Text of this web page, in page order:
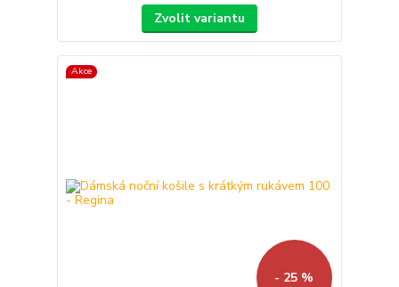
Zvolit variantu
Akce
- 25 %